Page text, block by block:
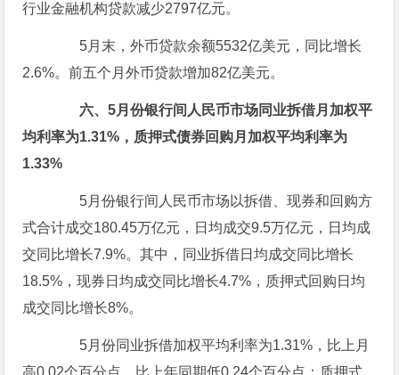
行业金融机构贷款减少2797亿元。
5月末，外币贷款余额5532亿美元，同比增长
2.6%。前五个月外币贷款增加82亿美元。
六、5月份银行间人民币市场同业拆借月加权平
均利率为1.31%，质押式债券回购月加权平均利率为
1.33%
5月份银行间人民币市场以拆借、现券和回购方
式合计成交180.45万亿元，日均成交9.5万亿元，日均成
交同比增长7.9%。其中，同业拆借日均成交同比增长
18.5%，现券日均成交同比增长4.7%，质押式回购日均
成交同比增长8%。
5月份同业拆借加权平均利率为1.31%，比上月